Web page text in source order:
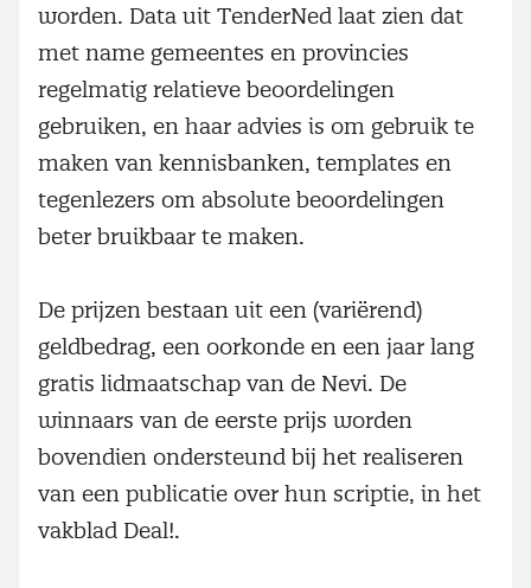
worden. Data uit TenderNed laat zien dat
met name gemeentes en provincies
regelmatig relatieve beoordelingen
gebruiken, en haar advies is om gebruik te
maken van kennisbanken, templates en
tegenlezers om absolute beoordelingen
beter bruikbaar te maken.
De prijzen bestaan uit een (variërend)
geldbedrag, een oorkonde en een jaar lang
gratis lidmaatschap van de Nevi. De
winnaars van de eerste prijs worden
bovendien ondersteund bij het realiseren
van een publicatie over hun scriptie, in het
vakblad Deal!.